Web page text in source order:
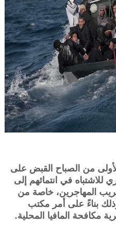
من الصباح القبض على
في انتمائهم إلى
المهاجرين، خاصة من
بناءً على أمر مكتب
مكافحة المافيا المحلية.